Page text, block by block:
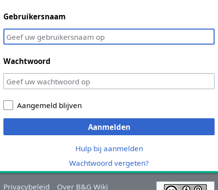
Gebruikersnaam
Wachtwoord
Aangemeld blijven
Aanmelden
Hulp bij aanmelden
Wachtwoord vergeten?
Privacybeleid
Over B&G Wiki